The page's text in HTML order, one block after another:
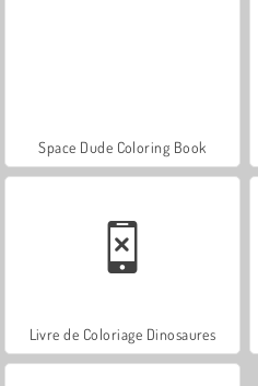
Space Dude Coloring Book
Livre de Coloriage Dinosaures